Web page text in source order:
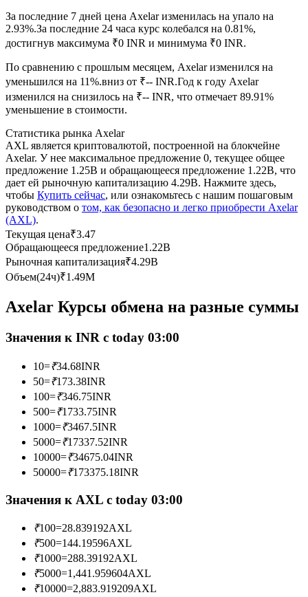
USDC фьючерсы
Фьючерсы с использованием USDC в качестве
обеспечения
Копирование торговли
Присоединяйтесь к лучшим трейдерам
Станьте копи-трейдером
Наслаждайтесь распределением прибыли и комиссиями
за копи-трейдинг
Информация
За последние 7 дней цена Axelar изменилась на упало на
2.93%.За последние 24 часа курс колебался на 0.81%,
достигнув максимума ₹0 INR и минимума ₹0 INR.
По сравнению с прошлым месяцем, Axelar изменился на
уменьшился на 11%.вниз от ₹-- INR.Год к году Axelar
изменился на снизилось на ₹-- INR, что отмечает 89.91%
уменьшение в стоимости.
Статистика рынка Axelar
AXL является криптовалютой, построенной на блокчейне
Axelar. У нее максимальное предложение 0, текущее общее
предложение 1.25B и обращающееся предложение 1.22B, что
дает ей рыночную капитализацию 4.29B. Нажмите здесь,
чтобы Купить сейчас, или ознакомьтесь с нашим пошаговым
руководством о том, как безопасно и легко приобрести Axelar
(AXL).
Текущая цена₹3.47
Обращающееся предложение1.22B
Рыночная капитализация₹4.29B
Объем(24ч)₹1.49M
Axelar Курсы обмена на разные суммы
Значения к INR с today 03:00
10=₹34.68INR
50=₹173.38INR
100=₹346.75INR
500=₹1733.75INR
1000=₹3467.5INR
5000=₹17337.52INR
10000=₹34675.04INR
50000=₹173375.18INR
Значения к AXL с today 03:00
₹100=28.839192AXL
₹500=144.19596AXL
₹1000=288.39192AXL
₹5000=1,441.959604AXL
₹10000=2,883.919209AXL